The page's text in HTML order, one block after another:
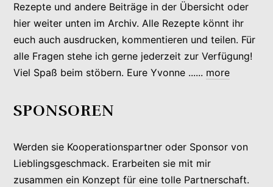
Rezepte und andere Beiträge in der Übersicht oder
hier weiter unten im Archiv. Alle Rezepte könnt ihr
euch auch ausdrucken, kommentieren und teilen. Für
alle Fragen stehe ich gerne jederzeit zur Verfügung!
Viel Spaß beim stöbern. Eure Yvonne ...... more
SPONSOREN
Werden sie Kooperationspartner oder Sponsor von
Lieblingsgeschmack. Erarbeiten sie mit mir
zusammen ein Konzept für eine tolle Partnerschaft.